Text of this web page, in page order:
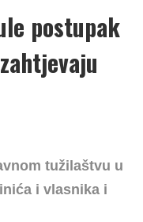
postupak
tužilaštvu u
i vlasnika i